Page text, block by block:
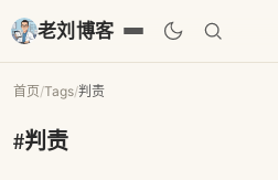
老刘博客
首页/Tags/判责
#判责